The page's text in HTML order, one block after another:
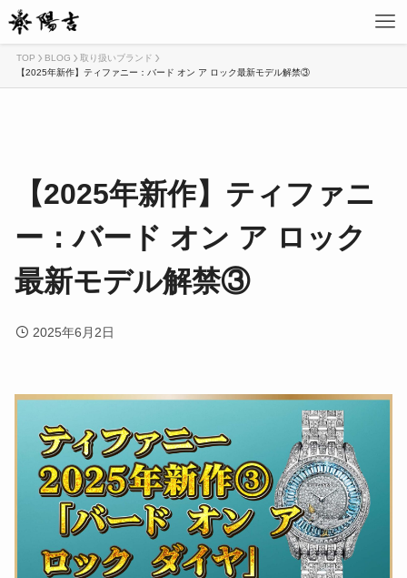
TOP BLOG
取り扱いブランド
【2025年新作】ティファニー：バード オン ア ロック最新モデル解禁③
【2025年新作】ティファニ
ー：バード オン ア ロック
最新モデル解禁③
2025年6月2日